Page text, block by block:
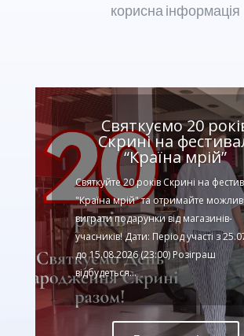
корисна інформація
Святкуємо 20
Скрині на
“Країна мрій”
Святкуйте 20 років Скрині на
"Країна мрій" та отримайте
виграти подарунки від магазинів-
учасників! Дати: Період участі з
до 15.08.2026 (23:00) Розіграш
відбудеться...